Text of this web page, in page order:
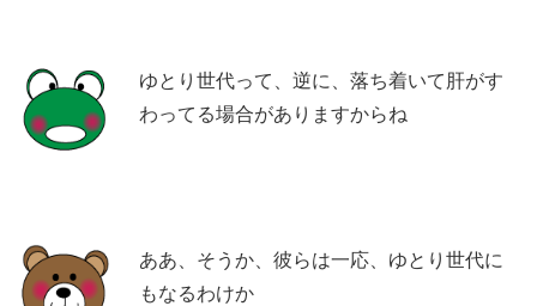
ゆとり世代って、逆に、落ち着いて肝がす
わってる場合がありますからね
ああ、そうか、彼らは一応、ゆとり世代に
もなるわけか